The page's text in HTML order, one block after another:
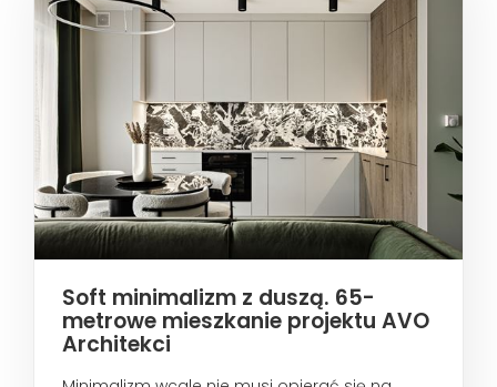
Soft minimalizm z duszą. 65-
metrowe mieszkanie projektu AVO
Architekci